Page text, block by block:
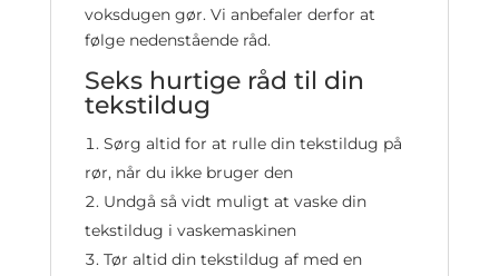
voksdugen gør. Vi anbefaler derfor at
følge nedenstående råd.
Seks hurtige råd til din
tekstildug
Sørg altid for at rulle din tekstildug på
rør, når du ikke bruger den
Undgå så vidt muligt at vaske din
tekstildug i vaskemaskinen
Tør altid din tekstildug af med en